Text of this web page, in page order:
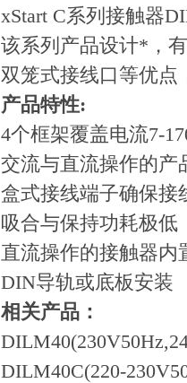
xStart C系列接触器
该系列产品设计*，
双笼式接线口等优点
产品特性:
4个框架覆盖电流7-
交流与直流操作的
盒式接线端子确保
吸合与保持功耗极
直流操作的接触器
DIN导轨或底板安装
相关产品：
DILM40C(220-